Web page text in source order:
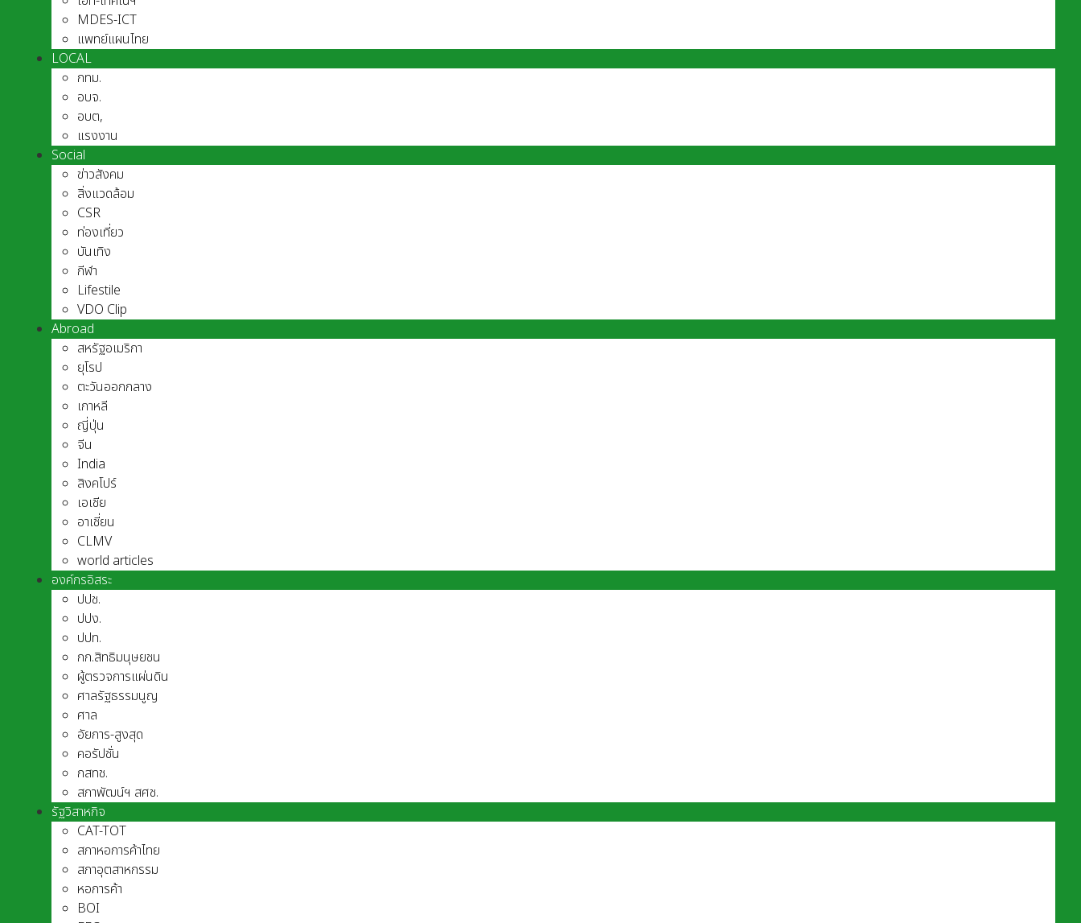
MDES-ICT
แพทย์แผนไทย
LOCAL
กทม.
อบจ.
อบต,
แรงงาน
Social
ข่าวสังคม
สิ่งแวดล้อม
CSR
ท่องเที่ยว
บันเทิง
กีฬา
Lifestile
VDO Clip
Abroad
สหรัฐอเมริกา
ยุโรป
ตะวันออกกลาง
เกาหลี
ญี่ปุ่น
จีน
India
สิงคโปร์
เอเชีย
อาเชี่ยน
CLMV
world articles
องค์กรอิสระ
ปปช.
ปปง.
ปปท.
กก.สิทธิมนุษยชน
ผู้ตรวจการแผ่นดิน
ศาลรัฐธรรมนูญ
ศาล
อัยการ-สูงสุด
คอรัปชั่น
กสทช.
สภาพัฒน์ฯ สศช.
รัฐวิสาหกิจ
CAT-TOT
สภาหอการค้าไทย
สภาอุตสาหกรรม
หอการค้า
BOI